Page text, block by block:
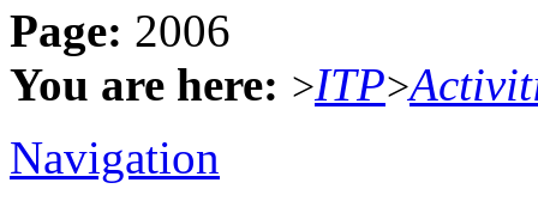
Page: 2006
You are here: >ITP>
Navigation